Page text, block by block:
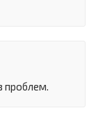
проблем.